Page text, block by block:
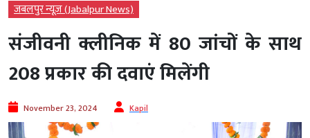
जबलपुर न्यूज़ (Jabalpur News)
संजीवनी क्लीनिक में 80 जांचों के साथ
208 प्रकार की दवाएं मिलेंगी
November 23, 2024 Kapil